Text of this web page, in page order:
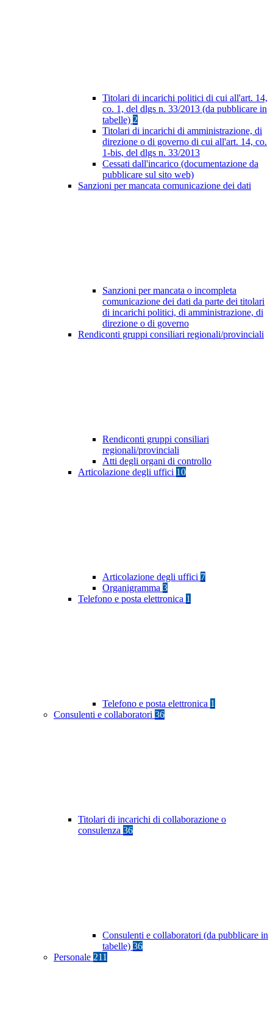
Titolari di incarichi politici di cui all'art. 14,
co. 1, del dlgs n. 33/2013 (da pubblicare in
tabelle) 2
Titolari di incarichi di amministrazione, di
direzione o di governo di cui all'art. 14, co.
1-bis, del dlgs n. 33/2013
Cessati dall'incarico (documentazione da
pubblicare sul sito web)
Sanzioni per mancata comunicazione dei dati
Sanzioni per mancata o incompleta
comunicazione dei dati da parte dei titolari
di incarichi politici, di amministrazione, di
direzione o di governo
Rendiconti gruppi consiliari regionali/provinciali
Rendiconti gruppi consiliari
regionali/provinciali
Atti degli organi di controllo
Articolazione degli uffici 10
Articolazione degli uffici 7
Organigramma 3
Telefono e posta elettronica 1
Telefono e posta elettronica 1
Consulenti e collaboratori 36
Titolari di incarichi di collaborazione o
consulenza 36
Consulenti e collaboratori (da pubblicare in
tabelle) 36
Personale 211